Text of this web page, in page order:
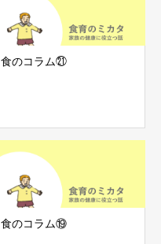
食のコラム㉑
食のコラム⑲